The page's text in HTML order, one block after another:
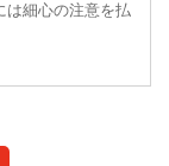
は細心の注意を払